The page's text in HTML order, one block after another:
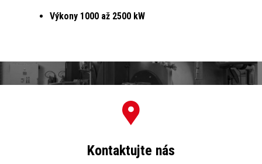
Výkony 1000 až 2500 kW
Kontaktujte nás